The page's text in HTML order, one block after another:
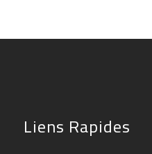
Liens Rapides